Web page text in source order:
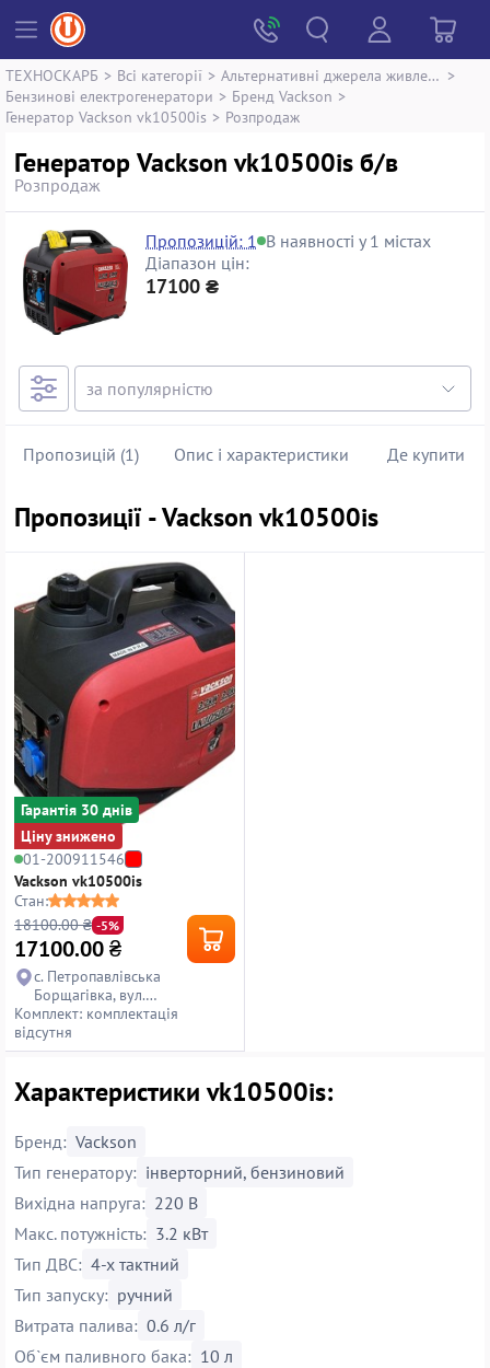
ТЕХНОСКАРБ > Всі категорії > Альтернативні джерела живлення >
Бензинові електрогенератори > Бренд Vackson >
Генератор Vackson vk10500is > Розпродаж
Генератор Vackson vk10500is б/в
Розпродаж
Пропозицій: 1 В наявності у 1 містах
Діапазон цін:
17100 ₴
Пропозицій (1) Опис і характеристики Де купити
Пропозиції - Vackson vk10500is
Гарантiя 30 днiв
Ціну знижено
01-200911546
Vackson vk10500is
Стан:
18100.00 ₴ -5%
17100.00₴
с. Петропавлівська
Борщагівка, вул.
Петропавлівська, 14
Комплект: комплектація
відсутня
Характеристики vk10500is:
Бренд: Vackson
Тип генератору: інверторний, бензиновий
Вихідна напруга: 220 В
Макс. потужність: 3.2 кВт
Тип ДВС: 4-х тактний
Тип запуску: ручний
Витрата палива: 0.6 л/г
Об`єм паливного бака: 10 л